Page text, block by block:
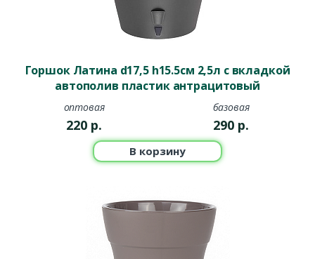
Горшок Латина d17,5 h15.5см 2,5л с вкладкой
автополив пластик антрацитовый
оптовая
220 р.
базовая
290 р.
В корзину